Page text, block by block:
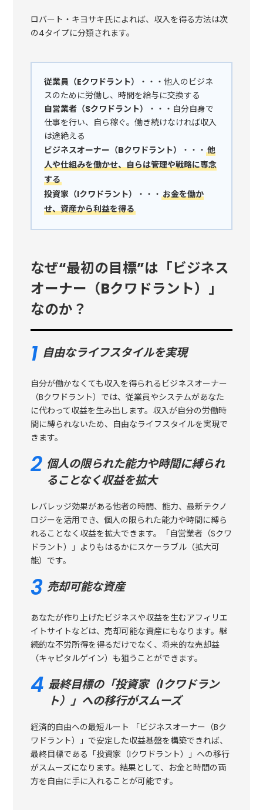
ロバート・キヨサキ氏によれば、収入を得る方法は次
の4タイプに分類されます。
従業員（Eクワドラント）
・・・他人のビジネ
スのために労働し、時間を給与に交換する
自営業者（Sクワドラント）
・・・自分自身で
仕事を行い、自ら稼ぐ。働き続けなければ収入
は途絶える
ビジネスオーナー（Bクワドラント）
・・・他
人や仕組みを働かせ、自らは管理や戦略に専念
する
投資家（Iクワドラント）
・・・お金を働か
せ、資産から利益を得る
なぜ“最初の目標”は「ビジネス
オーナー（Bクワドラント）」
なのか？
自由なライフスタイルを実現
自分が働かなくても収入を得られるビジネスオーナー
（Bクワドラント）では、従業員やシステムがあなた
に代わって収益を生み出します。収入が自分の労働時
間に縛られないため、自由なライフスタイルを実現で
きます。
個人の限られた能力や時間に縛られ
ることなく収益を拡大
レバレッジ効果がある他者の時間、能力、最新テクノ
ロジーを活用でき、個人の限られた能力や時間に縛ら
れることなく収益を拡大できます。「自営業者（Sクワ
ドラント）」よりもはるかにスケーラブル（拡大可
能）です。
売却可能な資産
あなたが作り上げたビジネスや収益を生むアフィリエ
イトサイトなどは、売却可能な資産にもなります。継
続的な不労所得を得るだけでなく、将来的な売却益
（キャピタルゲイン）も狙うことができます。
最終目標の「投資家（Iクワドラン
ト）」への移行がスムーズ
経済的自由への最短ルート 「ビジネスオーナー（Bク
ワドラント）」で安定した収益基盤を構築できれば、
最終目標である「投資家（Iクワドラント）」への移行
がスムーズになります。結果として、お金と時間の両
方を自由に手に入れることが可能です。